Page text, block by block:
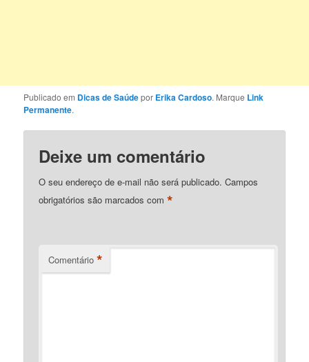
Publicado em Dicas de Saúdepor Erika Cardoso. Marque Link
Permanente.
Deixe um comentário
O seu endereço de e-mail não será publicado. Campos
obrigatórios são marcados com*
Comentário *